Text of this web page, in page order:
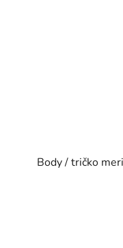
Body / tričko